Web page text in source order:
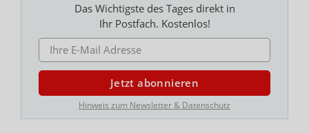
Das Wichtigste des Tages direkt in
Ihr Postfach. Kostenlos!
E-MAIL ADRESSE
Jetzt abonnieren
Hinweis zum Newsletter & Datenschutz